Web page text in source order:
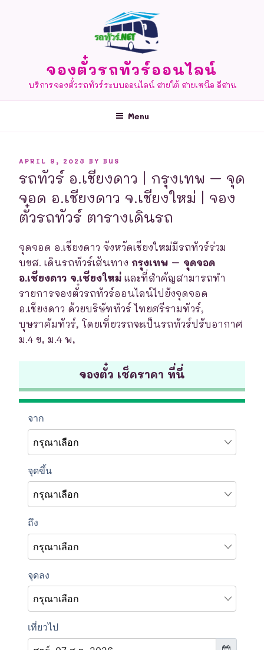
จองตั๋วรถทัวร์ออนไลน์
บริการจองตั๋วรถทัวร์ระบบออนไลน์ สายใต้ สายเหนือ อีสาน
Menu
POSTED
APRIL 9, 2023 BY BUS
รถทัวร์ อ.เชียงดาว | กรุงเทพ – จุด
จอด อ.เชียงดาว จ.เชียงใหม่ | จอง
ตั๋วรถทัวร์ ตารางเดินรถ
จุดจอด อ.เชียงดาว จังหวัดเชียงใหม่มีรถทัวร์ร่วม
บขส. เดินรถทัวร์เส้นทาง กรุงเทพ – จุดจอด
อ.เชียงดาว จ.เชียงใหม่ และที่สำคัญสามารถทำ
รายการจองตั๋วรถทัวร์ออนไลน์ไปยังจุดจอด
อ.เชียงดาว ด้วยบริษัททัวร์ ไทยศรีรามทัวร์,
บุษราคัมทัวร์, โดยเที่ยวรถจะเป็นรถทัวร์ปรับอากาศ
ม.4 ข, ม.4 พ,
จองตั๋ว เช็คราคา ที่นี่